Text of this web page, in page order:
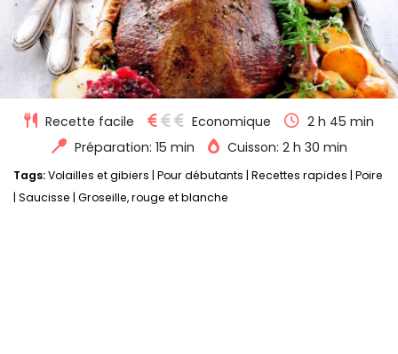
Recette facile Economique
2 h 45 min
Préparation: 15 min
Cuisson: 2 h 30 min
Tags:Volailles et gibiers Pour débutants Recettes rapides Poire
Saucisse Groseille, rouge et blanche